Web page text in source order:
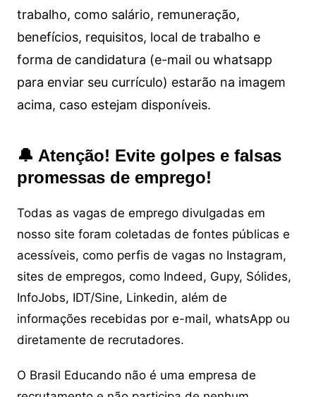
trabalho, como salário, remuneração,
benefícios, requisitos, local de trabalho e
forma de candidatura (e-mail ou whatsapp
para enviar seu currículo) estarão na imagem
acima, caso estejam disponíveis.
🔔 Atenção! Evite golpes e falsas
promessas de emprego!
Todas as vagas de emprego divulgadas em
nosso site foram coletadas de fontes públicas e
acessíveis, como perfis de vagas no Instagram,
sites de empregos, como Indeed, Gupy, Sólides,
InfoJobs, IDT/Sine, Linkedin, além de
informações recebidas por e-mail, whatsApp ou
diretamente de recrutadores.
O Brasil Educando não é uma empresa de